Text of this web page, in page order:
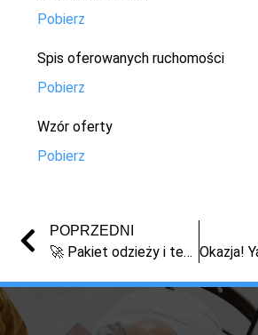
Pobierz
Spis oferowanych ruchomości
Pobierz
Wzór oferty
Pobierz
POPRZEDNI
🚀 Pakiet odzieży i tekstyliów hurt likwidacja sklep e-commerce